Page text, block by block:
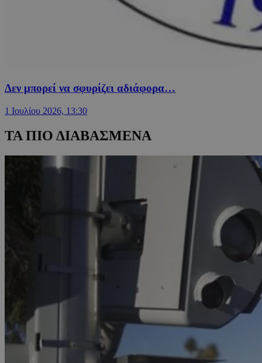
Δεν μπορεί να σφυρίζει αδιάφορα…
1 Ιουλίου 2026, 13:30
ΤΑ ΠΙΟ ΔΙΑΒΑΣΜΕΝΑ